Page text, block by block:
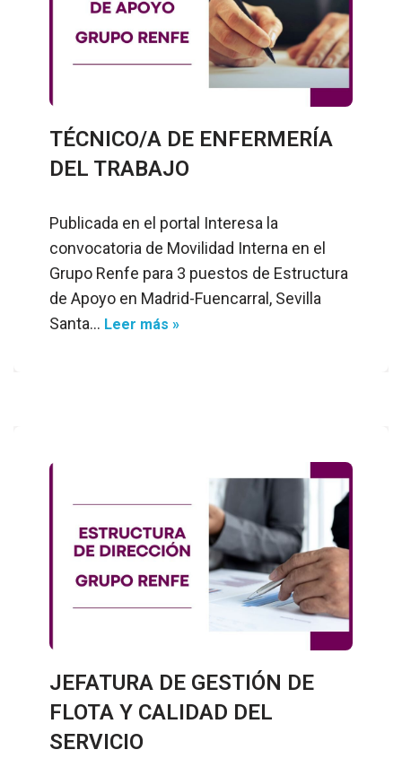
TÉCNICO/A DE ENFERMERÍA
DEL TRABAJO
Publicada en el portal Interesa la
convocatoria de Movilidad Interna en el
Grupo Renfe para 3 puestos de Estructura
de Apoyo en Madrid-Fuencarral, Sevilla
Santa… Leer más »
JEFATURA DE GESTIÓN DE
FLOTA Y CALIDAD DEL
SERVICIO